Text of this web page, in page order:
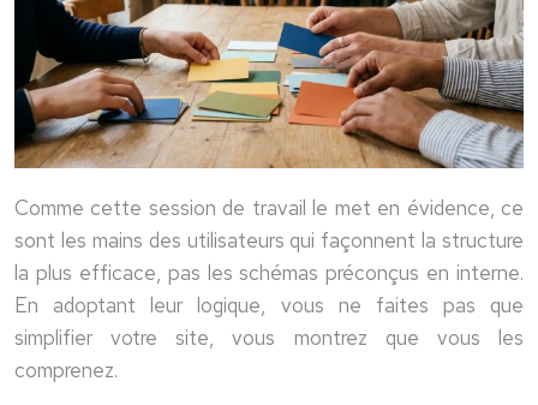
Comme cette session de travail le met en évidence, ce
sont les mains des utilisateurs qui façonnent la structure
la plus efficace, pas les schémas préconçus en interne.
En adoptant leur logique, vous ne faites pas que
simplifier votre site, vous montrez que vous les
comprenez.